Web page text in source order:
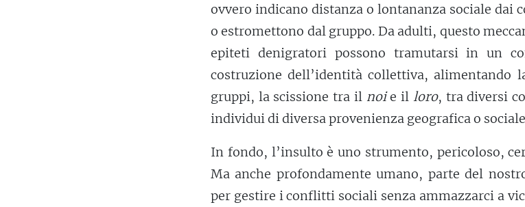
ovvero indicano distanza o lontananza sociale dai
o estromettono dal gruppo. Da adulti, questo
epiteti denigratori possono tramutarsi in un
costruzione dell’identità collettiva, alimentando
gruppi, la scissione tra il noie il loro, tra diversi
individui di diversa provenienza geografica o
In fondo, l’insulto è uno strumento, pericoloso,
Ma anche profondamente umano, parte del
per gestire i conflitti sociali senza ammazzarci a